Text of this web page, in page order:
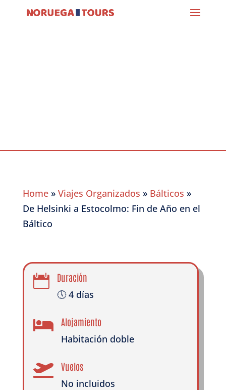
Home» Viajes Organizados » Bálticos »
De Helsinki a Estocolmo: Fin de Año en el
Báltico

Duración
🕔 4 días

Alojamiento
Habitación doble

Vuelos
No incluidos